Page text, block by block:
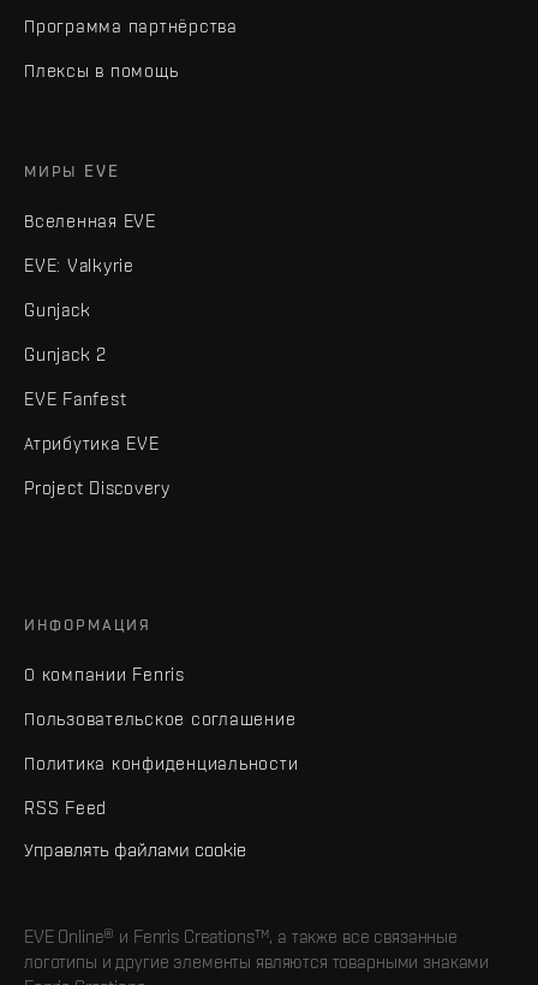
Программа партнёрства
Плексы в помощь
МИРЫ EVE
Вселенная EVE
EVE: Valkyrie
Gunjack
Gunjack 2
EVE Fanfest
Атрибутика EVE
Project Discovery
ИНФОРМАЦИЯ
О компании Fenris
Пользовательское соглашение
Политика конфиденциальности
RSS Feed
Управлять файлами cookie
EVE Online® и Fenris Creations™, а также все связанные
логотипы и другие элементы являются товарными знаками